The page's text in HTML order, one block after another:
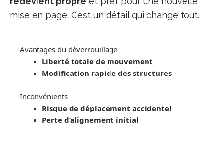
mise en page. C’est un détail qui change tout.
Avantages du déverrouillage
Liberté totale de mouvement
Modification rapide des structures
Inconvénients
Risque de déplacement accidentel
Perte d’alignement initial